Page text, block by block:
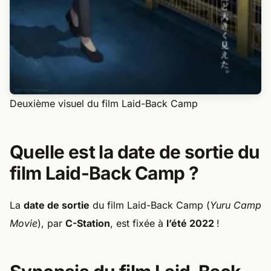
Deuxième visuel du film Laid-Back Camp
Quelle est la date de sortie du
film Laid-Back Camp ?
La date de sortie du film Laid-Back Camp (Yuru Camp
Movie), par C-Station, est fixée à l’été 2022 !